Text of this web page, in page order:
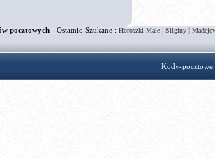
pocztowych- Ostatnio Szukane :Horoszki Małe | Silginy |
Kody-